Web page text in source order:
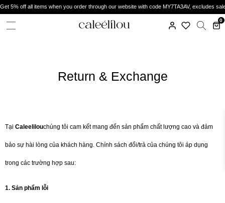
Get 5% off all items when you order through our website with code MY7TA3AV, excludes
0
Return & Exchange
Tại Caleelilouchúng tôi cam kết mang đến sản phẩm chất lượng cao và đảm
bảo sự hài lòng của khách hàng. Chính sách đổi/trả của chúng tôi áp dụng
trong các trường hợp sau:
1. Sản phẩm lỗi